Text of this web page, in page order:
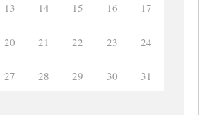
13 14 15 16 17
20 21 22 23 24
27 28 29 30 31